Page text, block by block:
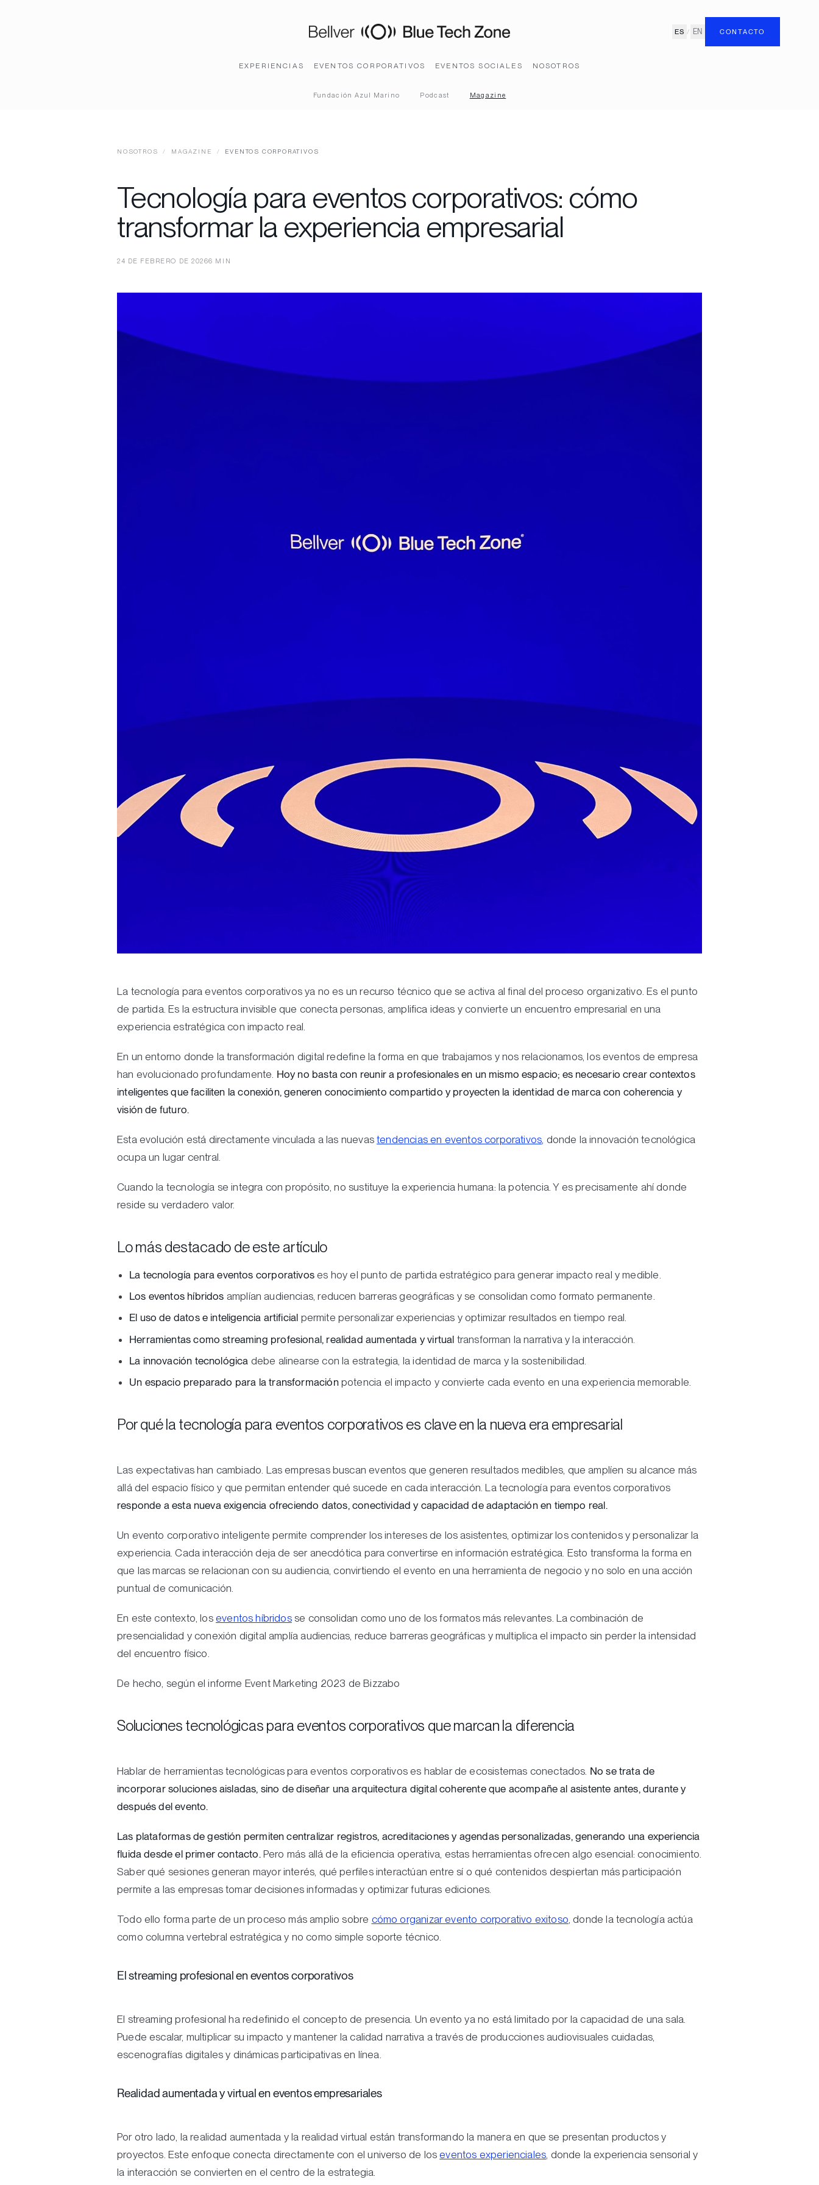
ES / EN CONTACTO
EXPERIENCIAS EVENTOS CORPORATIVOS EVENTOS SOCIALES NOSOTROS
Fundación Azul Marino Podcast Magazine
NOSOTROS / MAGAZINE / EVENTOS CORPORATIVOS
Tecnología para eventos corporativos: cómo
transformar la experiencia empresarial
24 DE FEBRERO DE 20266 MIN
La tecnología para eventos corporativos ya no es un recurso técnico que se activa al final del proceso organizativo. Es el punto
de partida. Es la estructura invisible que conecta personas, amplifica ideas y convierte un encuentro empresarial en una
experiencia estratégica con impacto real.
En un entorno donde la transformación digital redefine la forma en que trabajamos y nos relacionamos, los eventos de empresa
han evolucionado profundamente. Hoy no basta con reunir a profesionales en un mismo espacio; es necesario crear contextos
inteligentes que faciliten la conexión, generen conocimiento compartido y proyecten la identidad de marca con coherencia y
visión de futuro.
Esta evolución está directamente vinculada a las nuevastendencias en eventos corporativos , donde la innovación tecnológica
ocupa un lugar central.
Cuando la tecnología se integra con propósito, no sustituye la experiencia humana: la potencia. Y es precisamente ahí donde
reside su verdadero valor.
Lo más destacado de este artículo
La tecnología para eventos corporativos es hoy el punto de partida estratégico para generar impacto real y medible.
Los eventos híbridos amplían audiencias, reducen barreras geográficas y se consolidan como formato permanente.
El uso de datos e inteligencia artificial permite personalizar experiencias y optimizar resultados en tiempo real.
Herramientas como streaming profesional, realidad aumentada y virtual transforman la narrativa y la interacción.
La innovación tecnológica debe alinearse con la estrategia, la identidad de marca y la sostenibilidad.
Un espacio preparado para la transformaciónpotencia el impacto y convierte cada evento en una experiencia memorable.
Por qué la tecnología para eventos corporativos es clave en la nueva era empresarial
Las expectativas han cambiado. Las empresas buscan eventos que generen resultados medibles, que amplíen su alcance más
allá del espacio físico y que permitan entender qué sucede en cada interacción. La tecnología para eventos corporativos
responde a esta nueva exigencia ofreciendo datos, conectividad y capacidad de adaptación en tiempo real.
Un evento corporativo inteligente permite comprender los intereses de los asistentes, optimizar los contenidos y personalizar la
experiencia. Cada interacción deja de ser anecdótica para convertirse en información estratégica. Esto transforma la forma en
que las marcas se relacionan con su audiencia, convirtiendo el evento en una herramienta de negocio y no solo en una acción
puntual de comunicación.
En este contexto, los eventos híbridosse consolidan como uno de los formatos más relevantes. La combinación de
presencialidad y conexión digital amplía audiencias, reduce barreras geográficas y multiplica el impacto sin perder la intensidad
del encuentro físico.
De hecho, según el informe Event Marketing 2023 de Bizzabo
Soluciones tecnológicas para eventos corporativos que marcan la diferencia
Hablar de herramientas tecnológicas para eventos corporativos es hablar de ecosistemas conectados. No se trata de
incorporar soluciones aisladas, sino de diseñar una arquitectura digital coherente que acompañe al asistente antes, durante y
después del evento.
Las plataformas de gestión permiten centralizar registros, acreditaciones y agendas personalizadas, generando una experiencia
fluida desde el primer contacto.Pero más allá de la eficiencia operativa, estas herramientas ofrecen algo esencial: conocimiento.
Saber qué sesiones generan mayor interés, qué perfiles interactúan entre sí o qué contenidos despiertan más participación
permite a las empresas tomar decisiones informadas y optimizar futuras ediciones.
Todo ello forma parte de un proceso más amplio sobre cómo organizar evento corporativo exitoso, donde la tecnología actúa
como columna vertebral estratégica y no como simple soporte técnico.
El streaming profesional en eventos corporativos
El streaming profesional ha redefinido el concepto de presencia. Un evento ya no está limitado por la capacidad de una sala.
Puede escalar, multiplicar su impacto y mantener la calidad narrativa a través de producciones audiovisuales cuidadas,
escenografías digitales y dinámicas participativas en línea.
Realidad aumentada y virtual en eventos empresariales
Por otro lado, la realidad aumentada y la realidad virtual están transformando la manera en que se presentan productos y
proyectos. Este enfoque conecta directamente con el universo de loseventos experienciales, donde la experiencia sensorial y
la interacción se convierten en el centro de la estrategia.